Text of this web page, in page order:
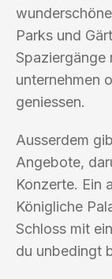
Parks und
Spaziergänge
unternehmen
geniessen.
Ausserdem
Angebote,
Konzerte. Ein
Königliche
Schloss mit
du unbedingt